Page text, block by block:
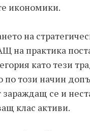
икономики.
на
на практика
като тези
по този начин
се и
клас активи.